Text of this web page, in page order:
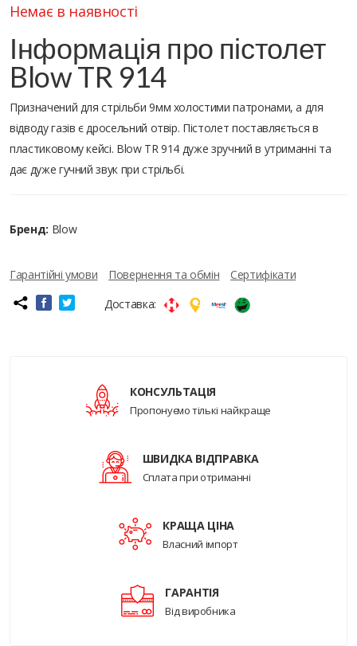
Немає в наявності
Інформація про пістолет
Blow TR 914
Призначений для стрільби 9мм холостими патронами, а для
відводу газів є дросельний отвір. Пістолет поставляється в
пластиковому кейсі. Blow TR 914 дуже зручний в утриманні та
дає дуже гучний звук при стрільбі.
Бренд: Blow
Гарантійні умови Повернення та обмін
Сертифікати
Доставка:
КОНСУЛЬТАЦІЯ
Пропонуємо тількі найкраще
ШВИДКА ВІДПРАВКА
Сплата при отриманні
КРАЩА ЦІНА
Власний імпорт
ГАРАНТІЯ
Від виробника